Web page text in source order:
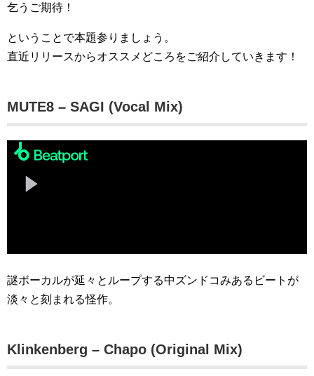
乞うご期待！
ということで本題参りましょう。
直近リリースからオススメどころをご紹介していきます！
MUTE8 – SAGI (Vocal Mix)
謎ボーカルが延々とループする中ズンドコみあるビートが
淡々と刻まれる怪作。
Klinkenberg – Chapo (Original Mix)